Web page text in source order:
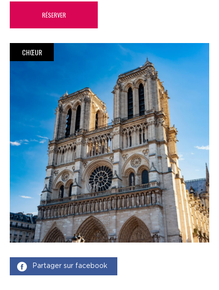
RÉSERVER
CHŒUR
Partager sur facebook